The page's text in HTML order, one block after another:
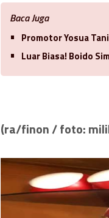
Baca Juga
Promotor Yosua
Luar Biasa! Boido
(ra/finon / foto: